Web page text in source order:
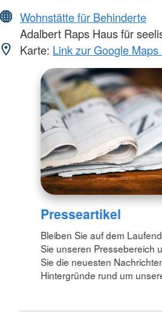
Wohnstätte für Behinderte
Adalbert Raps Haus für
Karte: Link zur Google
Presseartikel
Bleiben Sie auf dem
Sie unseren Pressebereich
Sie die neuesten
Hintergründe rund um